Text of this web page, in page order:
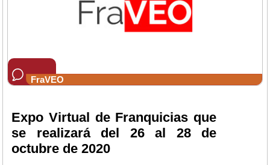
FraVEO
Expo Virtual de Franquicias que
se realizará del 26 al 28 de
octubre de 2020